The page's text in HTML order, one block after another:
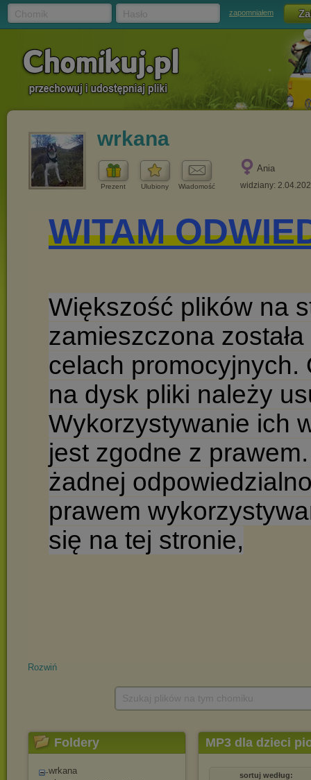
zapomniałem
wrkana
Prezent Ulubiony Wiadomość
Ania
widziany:
Rozwiń
Foldery
wrkana
MP3 dla dzieci
sortuj według: